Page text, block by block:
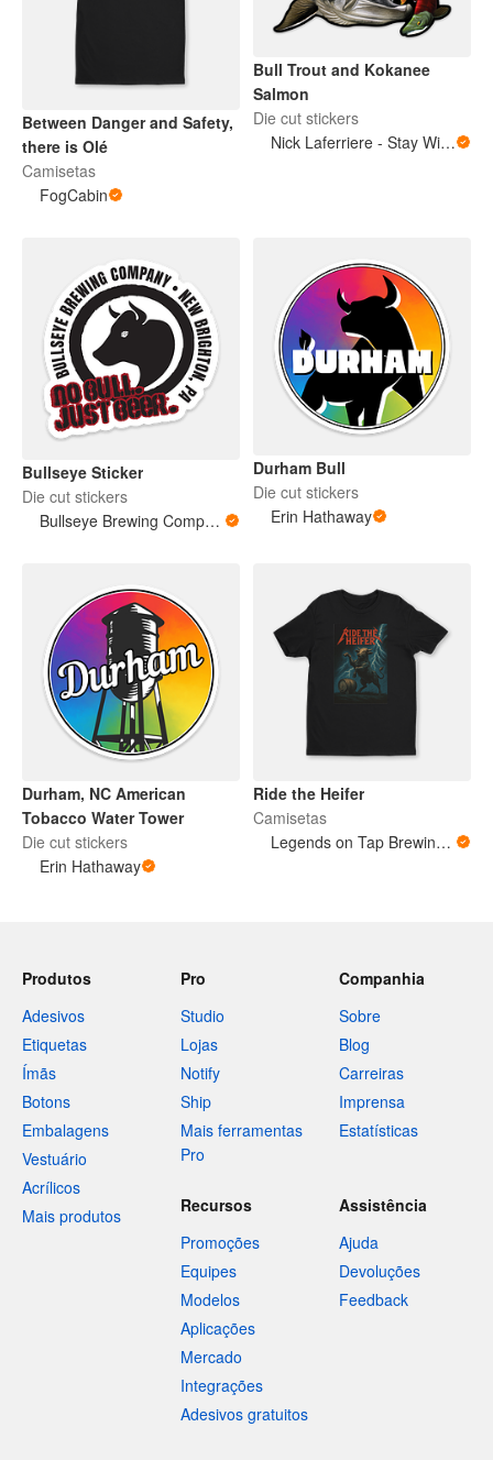
Between Danger and Safety,
there is Olé
Camisetas
FogCabin
Bull Trout and Kokanee
Salmon
Die cut stickers
Nick Laferriere - Stay Wild Ink
Bullseye Sticker
Die cut stickers
Bullseye Brewing Company
Durham Bull
Die cut stickers
Erin Hathaway
Durham, NC American
Tobacco Water Tower
Die cut stickers
Erin Hathaway
Ride the Heifer
Camisetas
Legends on Tap Brewing - Kevin & Jay
Produtos
Adesivos
Etiquetas
Ímãs
Botons
Embalagens
Vestuário
Acrílicos
Mais produtos
Pro
Studio
Lojas
Notify
Ship
Mais ferramentas
Pro
Companhia
Sobre
Blog
Carreiras
Imprensa
Estatísticas
Recursos
Promoções
Equipes
Modelos
Aplicações
Mercado
Integrações
Adesivos gratuitos
Assistência
Ajuda
Devoluções
Feedback